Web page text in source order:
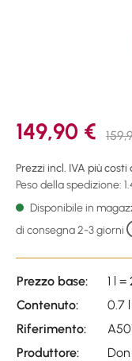
149,90 €
Prezzi incl. IVA più
Peso della spedizione:
Disponibile in
di consegna 2-3 giorni
Prezzo base:
1 l =
Contenuto:
0.7 l
Riferimento:
Produttore: